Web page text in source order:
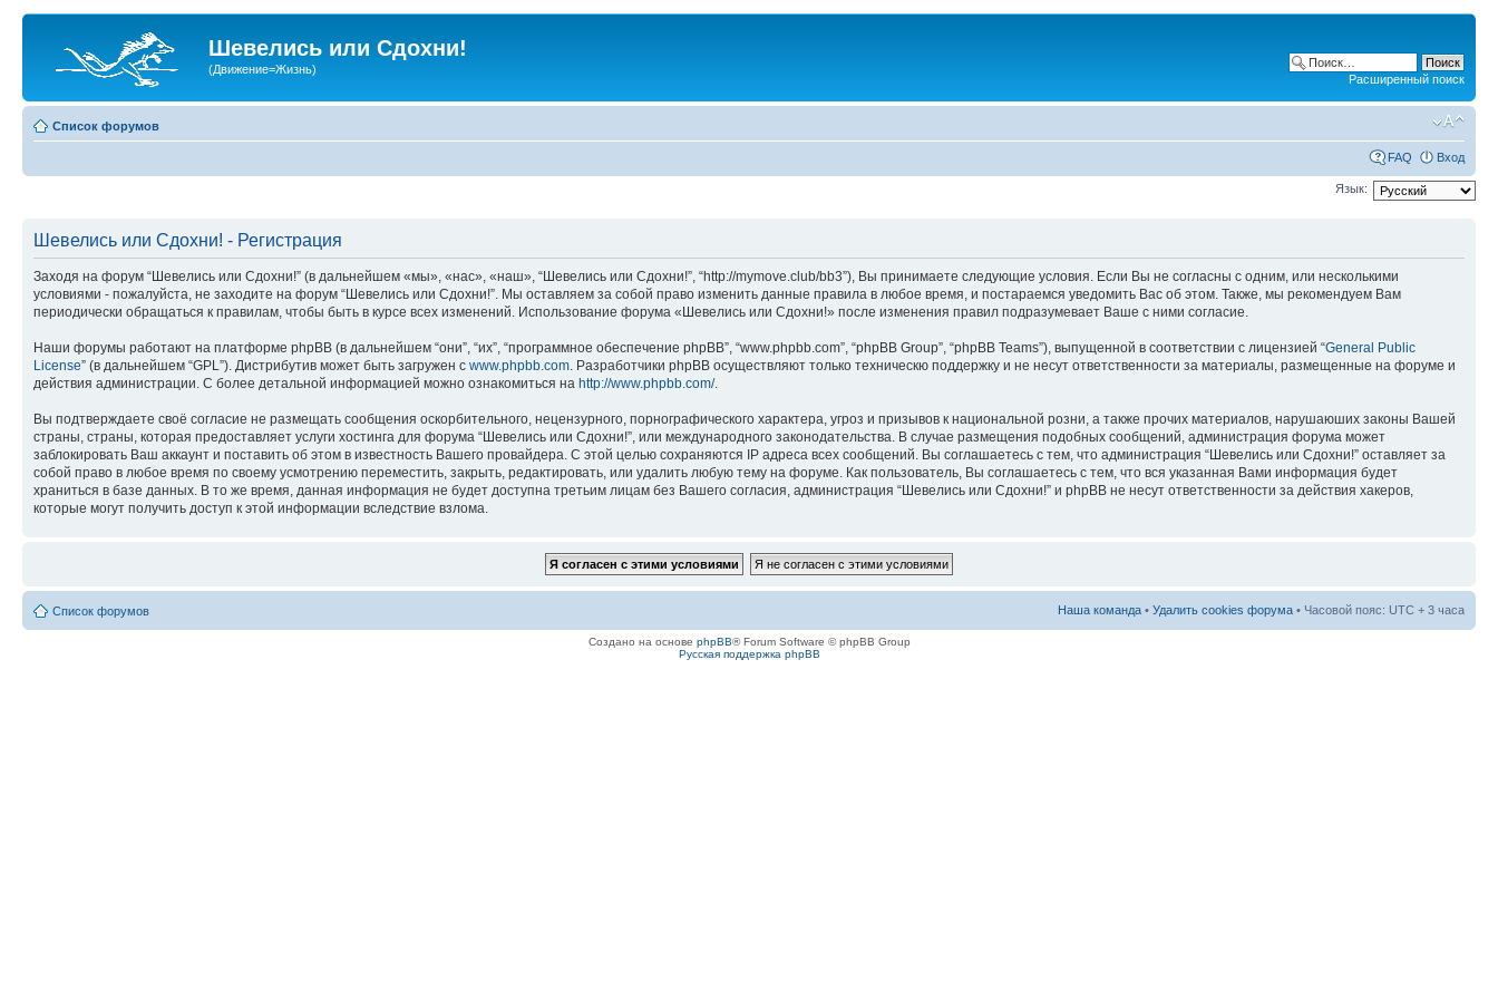
Шевелись или Сдохни!
(Движение=Жизнь)
Расширенный поиск
Список форумов
FAQ Вход
Язык:
Шевелись или Сдохни! - Регистрация
Заходя на форум “Шевелись или Сдохни!” (в дальнейшем «мы», «нас», «наш», “Шевелись или Сдохни!”, “http://mymove.club/bb3”), Вы принимаете следующие условия. Если Вы не согласны с одним, или несколькими
условиями - пожалуйста, не заходите на форум “Шевелись или Сдохни!”. Мы оставляем за собой право изменить данные правила в любое время, и постараемся уведомить Вас об этом. Также, мы рекомендуем Вам
периодически обращаться к правилам, чтобы быть в курсе всех изменений. Использование форума «Шевелись или Сдохни!» после изменения правил подразумевает Ваше с ними согласие.
Наши форумы работают на платформе phpBB (в дальнейшем “они”, “их”, “программное обеспечение phpBB”, “www.phpbb.com”, “phpBB Group”, “phpBB Teams”), выпущенной в соответствии с лицензией “General Public
License” (в дальнейшем “GPL”). Дистрибутив может быть загружен с www.phpbb.com. Разработчики phpBB осуществляют только техническю поддержку и не несут ответственности за материалы, размещенные на форуме и
действия администрации. С более детальной информацией можно ознакомиться на http://www.phpbb.com/.
Вы подтверждаете своё согласие не размещать сообщения оскорбительного, нецензурного, порнографического характера, угроз и призывов к национальной розни, а также прочих материалов, нарушаюших законы Вашей
страны, страны, которая предоставляет услуги хостинга для форума “Шевелись или Сдохни!”, или международного законодательства. В случае размещения подобных сообщений, администрация форума может
заблокировать Ваш аккаунт и поставить об этом в известность Вашего провайдера. С этой целью сохраняются IP адреса всех сообщений. Вы соглашаетесь с тем, что администрация “Шевелись или Сдохни!” оставляет за
собой право в любое время по своему усмотрению переместить, закрыть, редактировать, или удалить любую тему на форуме. Как пользователь, Вы соглашаетесь с тем, что вся указанная Вами информация будет
храниться в базе данных. В то же время, данная информация не будет доступна третьим лицам без Вашего согласия, администрация “Шевелись или Сдохни!” и phpBB не несут ответственности за действия хакеров,
которые могут получить доступ к этой информации вследствие взлома.
Список форумов Наша команда • Удалить cookies форума • Часовой пояс: UTC + 3 часа
Создано на основе phpBB® Forum Software © phpBB Group
Русская поддержка phpBB